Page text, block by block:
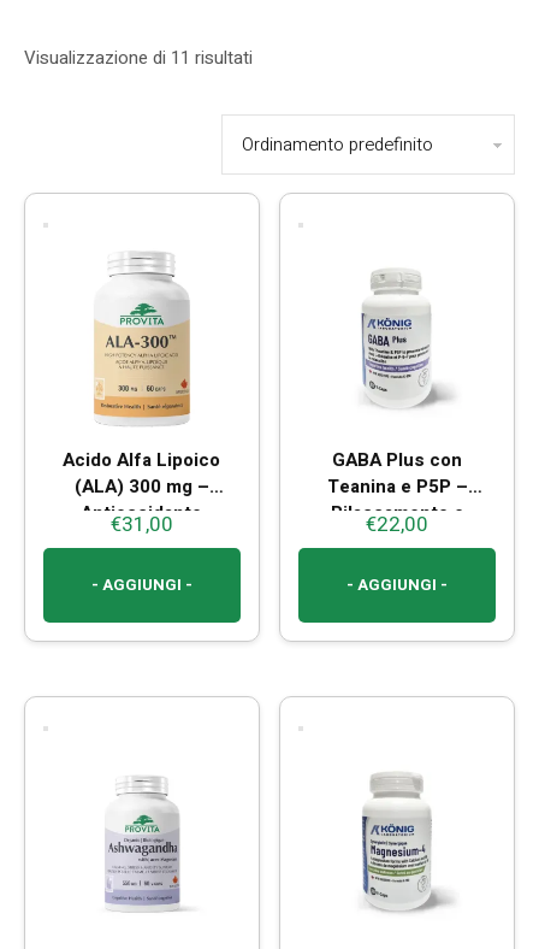
Visualizzazione di 11 risultati
Acido Alfa Lipoico
(ALA) 300 mg –
Antiossidante
Naturale
€31,00
- AGGIUNGI -
GABA Plus con
Teanina e P5P –
Rilassamento e
Benessere Mentale
€22,00
- AGGIUNGI -